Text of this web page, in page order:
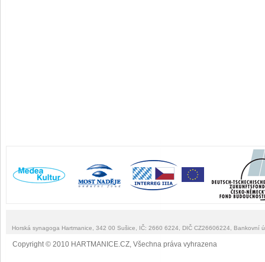
Horská synagoga Hartmanice, 342 00 Sušice, IČ: 2660 6224, DIČ CZ26606224, Bankovní
Copyright © 2010 HARTMANICE.CZ, Všechna práva vyhrazena